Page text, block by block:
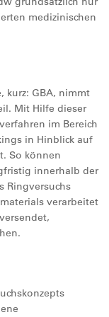
medizinischen
kurz: GBA, nimmt
Mit Hilfe dieser
im Bereich
in Hinblick auf
So können
innerhalb der
Ringversuchs
verarbeitet